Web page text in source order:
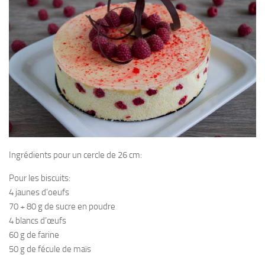
Ingrédients pour un cercle de 26 cm:
Pour les biscuits:
4 jaunes d’oeufs
70 + 80 g de sucre en poudre
4 blancs d’œufs
60 g de farine
50 g de fécule de maïs